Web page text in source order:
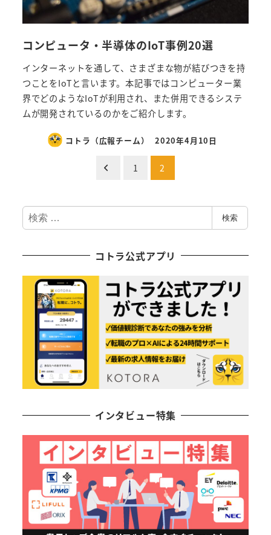
コンピュータ・半導体のIoT事例20選
インターネットを通して、さまざまな物が結びつきを持
つことをIoTと言います。本記事ではコンピューター業
界でどのようなIoTが利用され、また併用できるシステ
ムが開発されているのかをご紹介します。
コトラ（広報チーム） 2020年4月10日
の
ジ
1 2
検
索
検索
コトラ公式アプリ
インタビュー特集